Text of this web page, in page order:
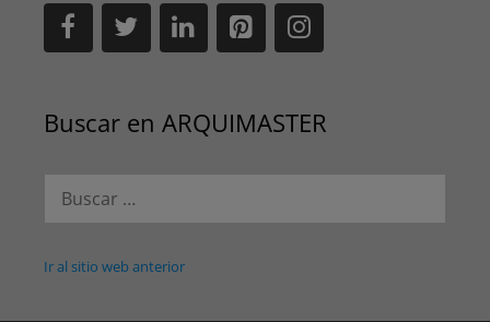
Buscar en ARQUIMASTER
Ir al sitio web anterior